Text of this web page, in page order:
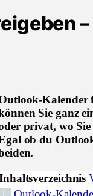
Kalender
Sie ganz
privat, wo
ob du